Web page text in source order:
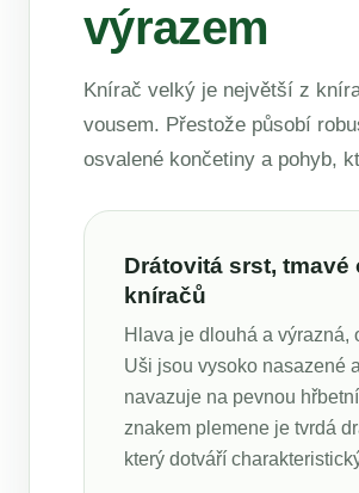
výrazem
Knírač velký je největší z
vousem. Přestože působí
osvalené končetiny a pohyb,
Drátovitá srst,
kníračů
Hlava je dlouhá a výrazná,
Uši jsou vysoko nasazené
navazuje na pevnou
znakem plemene je tvrdá
který dotváří